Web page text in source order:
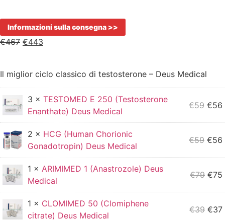
Informazioni sulla consegna >>
€467 €443
Il miglior ciclo classico di testosterone – Deus Medical
3 × TESTOMED E 250 (Testosterone
Enanthate) Deus Medical
€59 €56
2 × HCG (Human Chorionic
Gonadotropin) Deus Medical
€59 €56
1 × ARIMIMED 1 (Anastrozole) Deus
Medical
€79 €75
1 × CLOMIMED 50 (Clomiphene
citrate) Deus Medical
€39 €37